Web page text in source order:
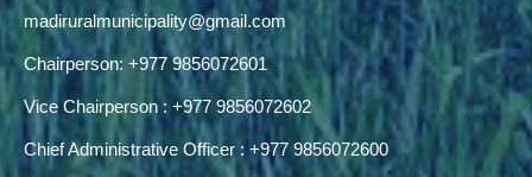
madiruralmunicipality@gmail.com
Chairperson: +977 9856072601
Vice Chairperson : +977 9856072602
Chief Administrative Officer : +977 9856072600